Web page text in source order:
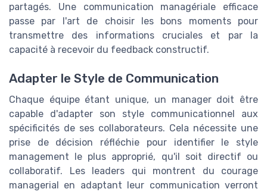
partagés. Une communication managériale efficace
passe par l'art de choisir les bons moments pour
transmettre des informations cruciales et par la
capacité à recevoir du feedback constructif.
Adapter le Style de Communication
Chaque équipe étant unique, un manager doit être
capable d'adapter son style communicationnel aux
spécificités de ses collaborateurs. Cela nécessite une
prise de décision réfléchie pour identifier le style
management le plus approprié, qu'il soit directif ou
collaboratif. Les leaders qui montrent du courage
managerial en adaptant leur communication verront